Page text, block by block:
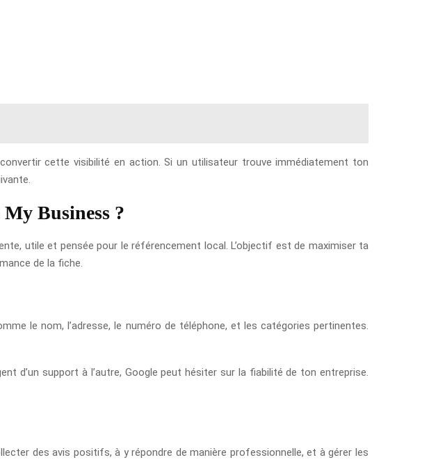
cette visibilité en action. Si un utilisateur trouve immédiatement ton
Business ?
utile et pensée pour le référencement local. L’objectif est de maximiser ta
de la fiche.
le nom, l’adresse, le numéro de téléphone, et les catégories pertinentes.
d’un support à l’autre, Google peut hésiter sur la fiabilité de ton entreprise.
des avis positifs, à y répondre de manière professionnelle, et à gérer les